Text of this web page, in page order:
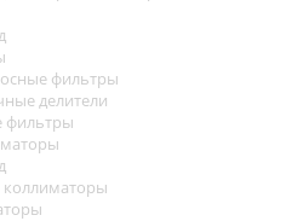
фильтры
делители
фильтры